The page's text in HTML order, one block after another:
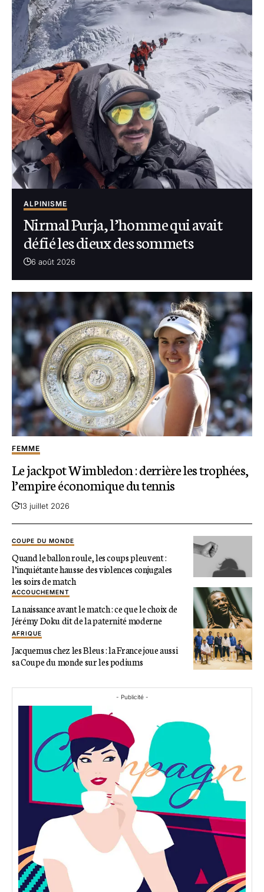
ALPINISME
Nirmal Purja, l’homme qui avait
défié les dieux des sommets
6 août 2026
FEMME
Le jackpot Wimbledon : derrière les trophées,
l’empire économique du tennis
13 juillet 2026
COUPE DU MONDE
Quand le ballon roule, les coups pleuvent :
l’inquiétante hausse des violences conjugales
les soirs de match
ACCOUCHEMENT
La naissance avant le match : ce que le choix de
Jérémy Doku dit de la paternité moderne
AFRIQUE
Jacquemus chez les Bleus : la France joue aussi
sa Coupe du monde sur les podiums
- Publicité -